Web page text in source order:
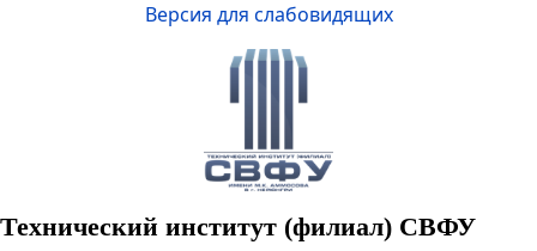
Версия для слабовидящих
Технический институт (филиал) СВФУ